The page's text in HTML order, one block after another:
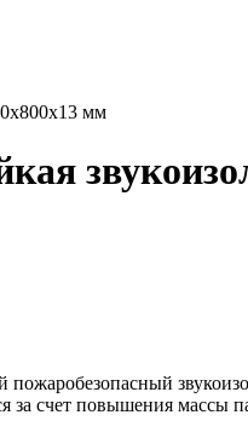
мм
за счет повышения